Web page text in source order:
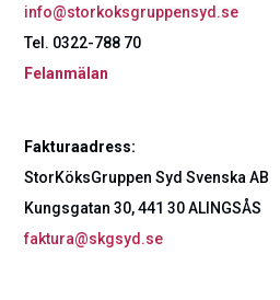
info@storkoksgruppensyd.se
Tel. 0322-788 70
Felanmälan
Fakturaadress:
StorKöksGruppen Syd Svenska AB
Kungsgatan 30, 441 30 ALINGSÅS
faktura@skgsyd.se